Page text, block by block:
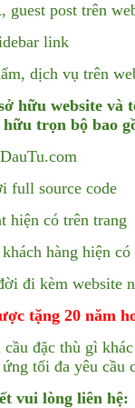
guest post trên
link
dịch vụ trên
hữu website và
hữu trọn bộ bao
full source code
hiện có trên trang
hàng hiện có
đi kèm website
tặng 20 năm
cầu đặc thù gì
tối đa yêu cầu
vui lòng liên hệ: